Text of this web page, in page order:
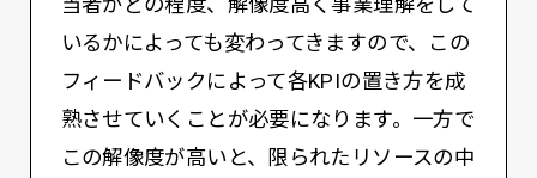
いるかによっても変わってきますので、この
フィードバックによって各KPIの置き方を成
熟させていくことが必要になります。一方で
この解像度が高いと、限られたリソースの中